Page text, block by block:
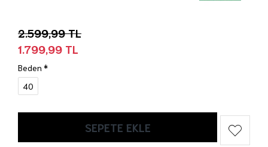
1.799,99 TL
2.599,99 TL
Beden
40
SEPETE EKLE